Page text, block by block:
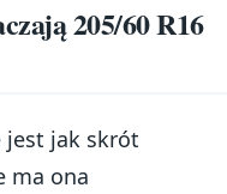
205/60 R16
jest jak skrót
ma ona